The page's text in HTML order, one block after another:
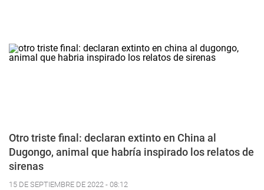
Otro triste final: declaran extinto en China al
Dugongo, animal que habría inspirado los relatos de
sirenas
15 DE SEPTIEMBRE DE 2022 - 08:12